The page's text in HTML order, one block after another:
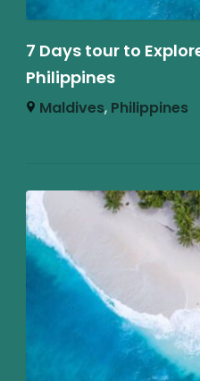
7 Days tour to
Philippines
Maldives, Philippines